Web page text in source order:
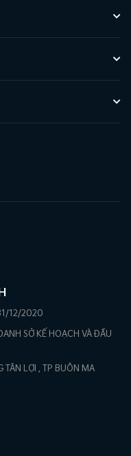
12/2020
SỞ KẾ HOẠCH VÀ ĐẦU
TÂN LỢI , TP BUÔN MA